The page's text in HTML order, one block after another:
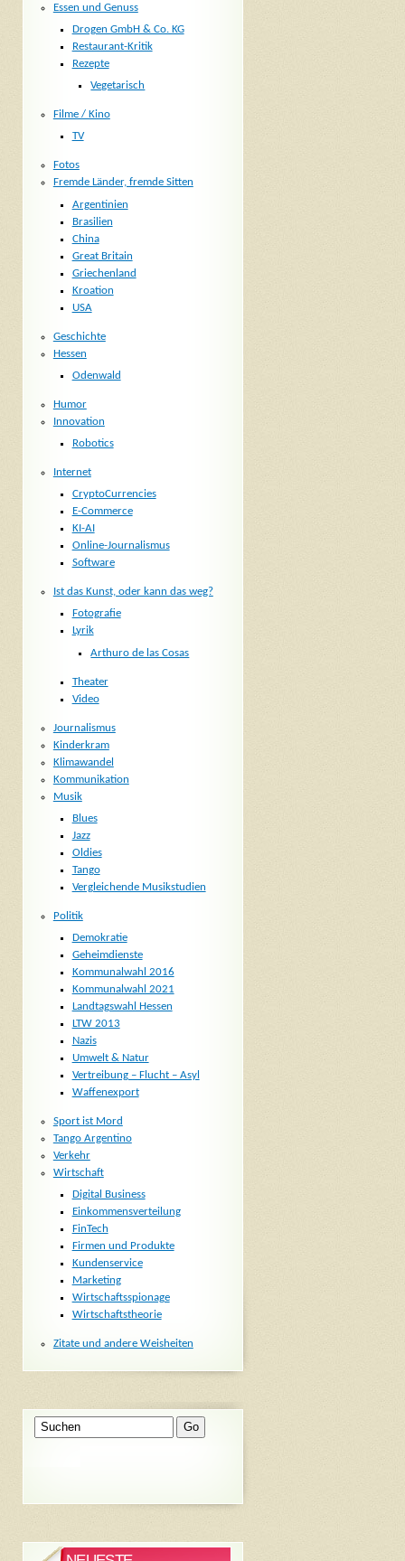
Essen und Genuss
Drogen GmbH & Co. KG
Restaurant-Kritik
Rezepte
Vegetarisch
Filme / Kino
TV
Fotos
Fremde Länder, fremde Sitten
Argentinien
Brasilien
China
Great Britain
Griechenland
Kroation
USA
Geschichte
Hessen
Odenwald
Humor
Innovation
Robotics
Internet
CryptoCurrencies
E-Commerce
KI-AI
Online-Journalismus
Software
Ist das Kunst, oder kann das weg?
Fotografie
Lyrik
Arthuro de las Cosas
Theater
Video
Journalismus
Kinderkram
Klimawandel
Kommunikation
Musik
Blues
Jazz
Oldies
Tango
Vergleichende Musikstudien
Politik
Demokratie
Geheimdienste
Kommunalwahl 2016
Kommunalwahl 2021
Landtagswahl Hessen
LTW 2013
Nazis
Umwelt & Natur
Vertreibung – Flucht – Asyl
Waffenexport
Sport ist Mord
Tango Argentino
Verkehr
Wirtschaft
Digital Business
Einkommensverteilung
FinTech
Firmen und Produkte
Kundenservice
Marketing
Wirtschaftsspionage
Wirtschaftstheorie
Zitate und andere Weisheiten